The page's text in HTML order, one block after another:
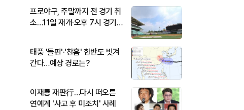
프로야구, 주말까지 전 경기 취
소…11일 재개·오후 7시 경기
태풍 '돌핀'·'찬홈' 한반도 빗겨
간다…예상 경로는?
이재룡 재판行…다시 떠오른
연예계 '사고 후 미조치' 사례